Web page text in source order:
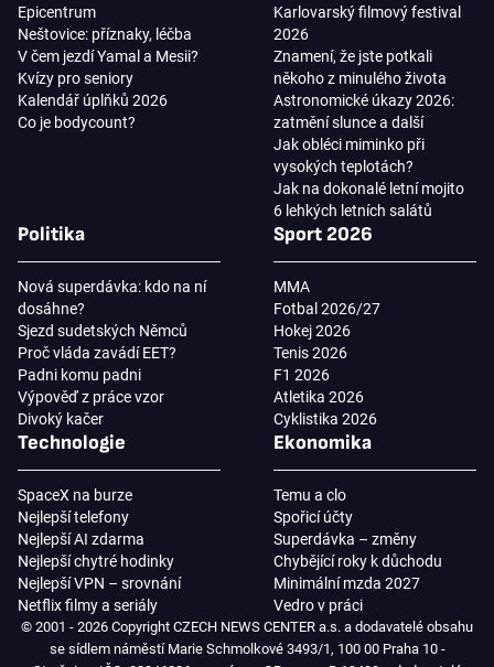
Epicentrum
Neštovice: příznaky, léčba
V čem jezdí Yamal a Mesii?
Kvízy pro seniory
Kalendář úplňků 2026
Co je bodycount?
Karlovarský filmový festival
2026
Znamení, že jste potkali
někoho z minulého života
Astronomické úkazy 2026:
zatmění slunce a další
Jak obléci miminko při
vysokých teplotách?
Jak na dokonalé letní mojito
6 lehkých letních salátů
Politika
Nová superdávka: kdo na ní
dosáhne?
Sjezd sudetských Němců
Proč vláda zavádí EET?
Padni komu padni
Výpověď z práce vzor
Divoký kačer
Sport 2026
MMA
Fotbal 2026/27
Hokej 2026
Tenis 2026
F1 2026
Atletika 2026
Cyklistika 2026
Technologie
SpaceX na burze
Nejlepší telefony
Nejlepší AI zdarma
Nejlepší chytré hodinky
Nejlepší VPN – srovnání
Netflix filmy a seriály
Ekonomika
Temu a clo
Spořicí účty
Superdávka – změny
Chybějící roky k důchodu
Minimální mzda 2027
Vedro v práci
© 2001 - 2026 Copyright CZECH NEWS CENTER a.s. a dodavatelé obsahu
se sídlem náměstí Marie Schmolkové 3493/1, 100 00 Praha 10 -